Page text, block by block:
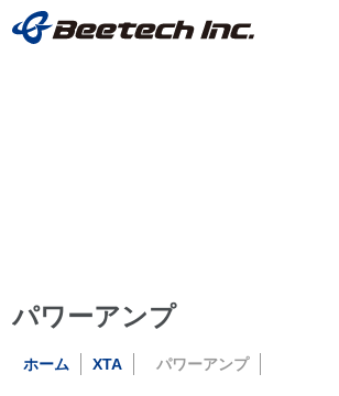
パワーアンプ
ホーム XTA パワーアンプ